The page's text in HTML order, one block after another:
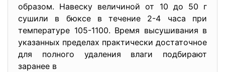
образом. Навеску величиной от 10 до 50 г
сушили в бюксе в течение 2-4 часа при
температуре 105-1100. Время высушивания в
указанных пределах практически достаточное
для полного удаления влаги подбирают
заранее в